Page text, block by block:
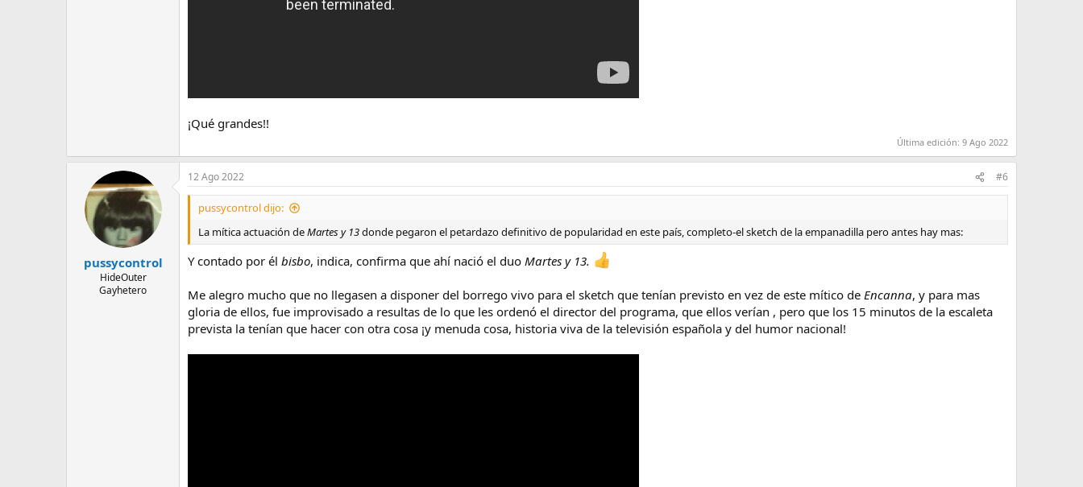
¡Qué grandes!!
Última edición: 9 Ago 2022
pussycontrol
HideOuter
Gayhetero
12 Ago 2022 #6
pussycontrol dijo:
La mítica actuación deMartes y 13donde pegaron el petardazo definitivo de popularidad en este país, completo-el sketch de la empanadilla pero antes hay mas:
Y contado por él bisbo, indica, confirma que ahí nació el duo Martes y 13.
Me alegro mucho que no llegasen a disponer del borrego vivo para el sketch que tenían previsto en vez de este mítico de Encanna, y para mas
gloria de ellos, fue improvisado a resultas de lo que les ordenó el director del programa, que ellos verían , pero que los 15 minutos de la escaleta
prevista la tenían que hacer con otra cosa ¡y menuda cosa, historia viva de la televisión española y del humor nacional!